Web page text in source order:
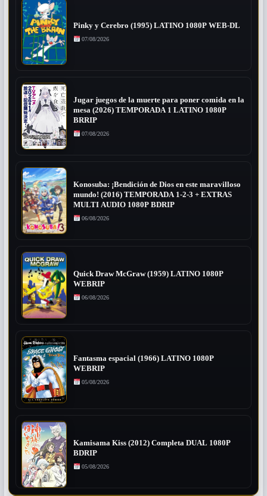
Pinky y Cerebro (1995) LATINO 1080P WEB-DL
07/08/2026
Jugar juegos de la muerte para poner comida en la
mesa (2026) TEMPORADA 1 LATINO 1080P
BRRIP
07/08/2026
Konosuba: ¡Bendición de Dios en este maravilloso
mundo! (2016) TEMPORADA 1-2-3 + EXTRAS
MULTI AUDIO 1080P BDRIP
06/08/2026
Quick Draw McGraw (1959) LATINO 1080P
WEBRIP
06/08/2026
Fantasma espacial (1966) LATINO 1080P
WEBRIP
05/08/2026
Kamisama Kiss (2012) Completa DUAL 1080P
BDRIP
05/08/2026